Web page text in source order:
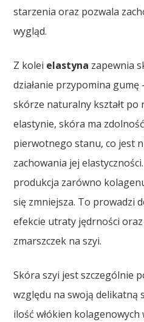
starzenia oraz pozwala
wygląd.
Z kolei elastyna zapewnia
działanie przypomina
skórze naturalny kształt po
elastynie, skóra ma
pierwotnego stanu, co jest
zachowania jej
produkcja zarówno
się zmniejsza. To prowadzi
efekcie utraty jędrności
zmarszczek na szyi.
Skóra szyi jest szczególnie
względu na swoją
ilość włókien